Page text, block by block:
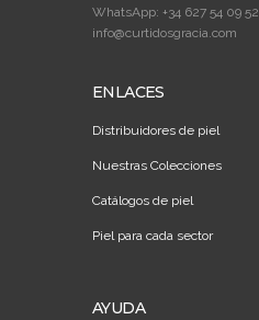
WhatsApp: +34 627 54 09 52
info@curtidosgracia.com
ENLACES
Distribuidores de piel
Nuestras Colecciones
Catálogos de piel
Piel para cada sector
AYUDA